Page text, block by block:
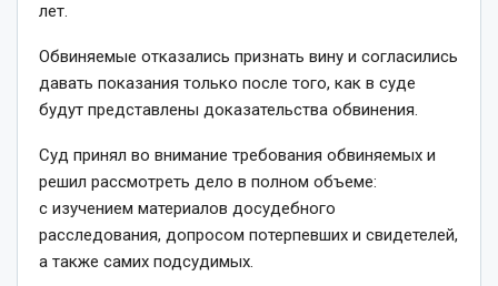
лет.
Обвиняемые отказались признать вину и согласились
давать показания только после того, как в суде
будут представлены доказательства обвинения.
Суд принял во внимание требования обвиняемых и
решил рассмотреть дело в полном объеме:
с изучением материалов досудебного
расследования, допросом потерпевших и свидетелей,
а также самих подсудимых.